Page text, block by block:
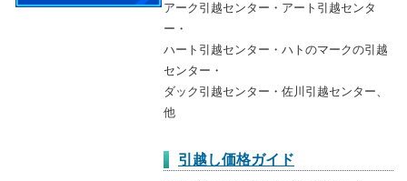
アーク引越センター・アート引越センタ
ー・
ハート引越センター・ハトのマークの引越
センター・
ダック引越センター・佐川引越センター、
他
引越し価格ガイド